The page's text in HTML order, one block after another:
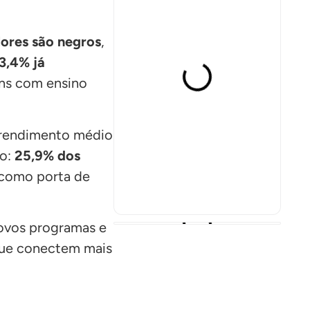
são negros,
já
com ensino
médio
25,9% dos
porta de
programas e
conectem mais